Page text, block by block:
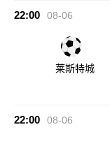
22:00 08-06
莱斯特城
22:00 08-06